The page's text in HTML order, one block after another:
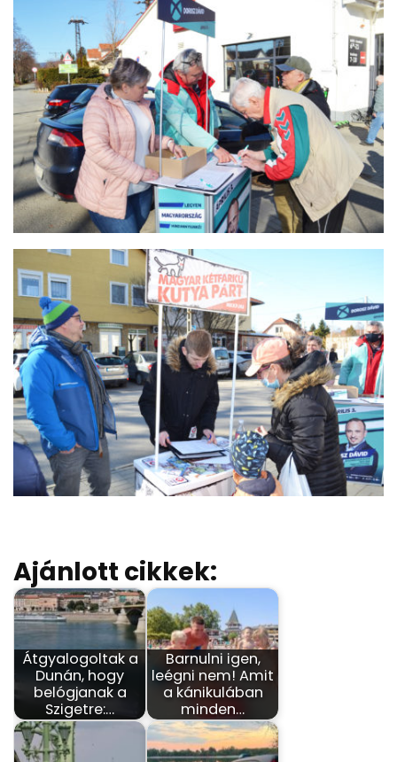
Ajánlott cikkek:
Átgyalogoltak a
Dunán, hogy
belógjanak a
Szigetre:…
Barnulni igen,
leégni nem! Amit
a kánikulában
minden…